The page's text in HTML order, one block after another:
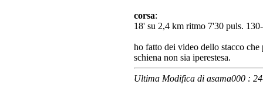
corsa:
18' su 2,4 km ritmo 7'30 puls.
ho fatto dei video dello stacco che
schiena non sia iperestesa.
Ultima Modifica di asama000 :